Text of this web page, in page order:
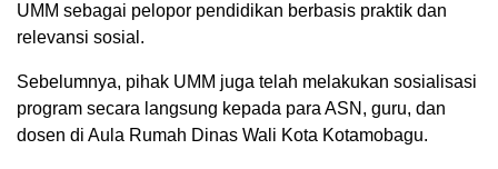
UMM sebagai pelopor pendidikan berbasis praktik dan
relevansi sosial.
Sebelumnya, pihak UMM juga telah melakukan sosialisasi
program secara langsung kepada para ASN, guru, dan
dosen di Aula Rumah Dinas Wali Kota Kotamobagu.